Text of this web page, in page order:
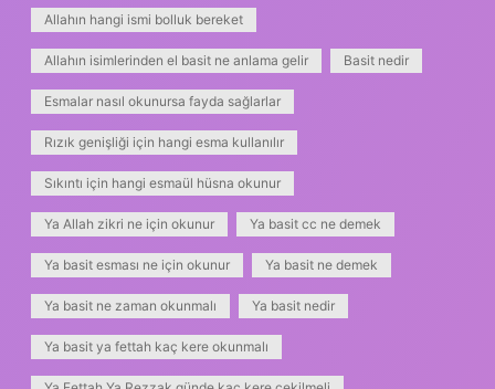
Allahın hangi ismi bolluk bereket
Allahın isimlerinden el basit ne anlama gelir Basit nedir
Esmalar nasıl okunursa fayda sağlarlar
Rızık genişliği için hangi esma kullanılır
Sıkıntı için hangi esmaül hüsna okunur
Ya Allah zikri ne için okunur Ya basit cc ne demek
Ya basit esması ne için okunur Ya basit ne demek
Ya basit ne zaman okunmalı Ya basit nedir
Ya basit ya fettah kaç kere okunmalı